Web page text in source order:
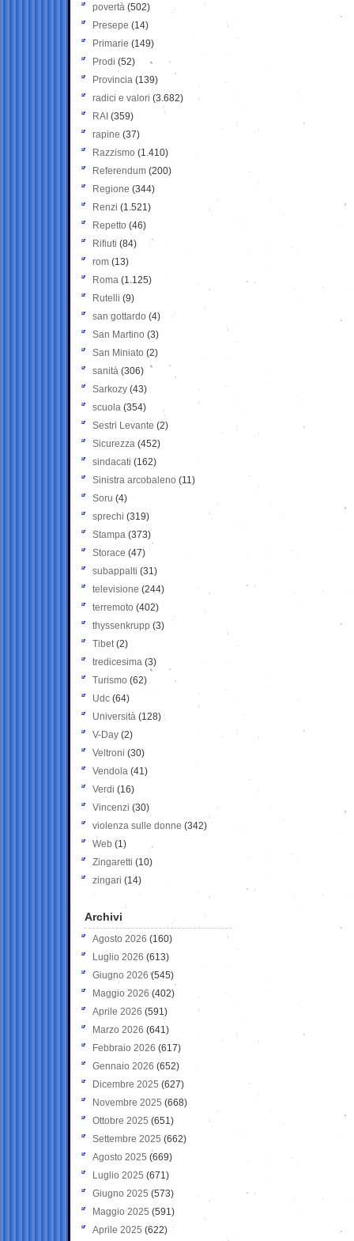
povertà (502)
Presepe (14)
Primarie (149)
Prodi (52)
Provincia (139)
radici e valori (3.682)
RAI (359)
rapine (37)
Razzismo (1.410)
Referendum (200)
Regione (344)
Renzi (1.521)
Repetto (46)
Rifiuti (84)
rom (13)
Roma (1.125)
Rutelli (9)
san gottardo (4)
San Martino (3)
San Miniato (2)
sanità (306)
Sarkozy (43)
scuola (354)
Sestri Levante (2)
Sicurezza (452)
sindacati (162)
Sinistra arcobaleno (11)
Soru (4)
sprechi (319)
Stampa (373)
Storace (47)
subappalti (31)
televisione(244)
terremoto (402)
thyssenkrupp (3)
Tibet(2)
tredicesima (3)
Turismo (62)
Udc (64)
Università (128)
V-Day (2)
Veltroni (30)
Vendola (41)
Verdi (16)
Vincenzi (30)
violenza sulle donne (342)
Web (1)
Zingaretti (10)
zingari (14)
Archivi
Agosto 2026 (160)
Luglio 2026 (613)
Giugno 2026 (545)
Maggio 2026 (402)
Aprile 2026 (591)
Marzo 2026 (641)
Febbraio 2026 (617)
Gennaio 2026 (652)
Dicembre 2025 (627)
Novembre 2025 (668)
Ottobre 2025 (651)
Settembre 2025 (662)
Agosto 2025 (669)
Luglio 2025 (671)
Giugno 2025 (573)
Maggio 2025 (591)
Aprile 2025 (622)